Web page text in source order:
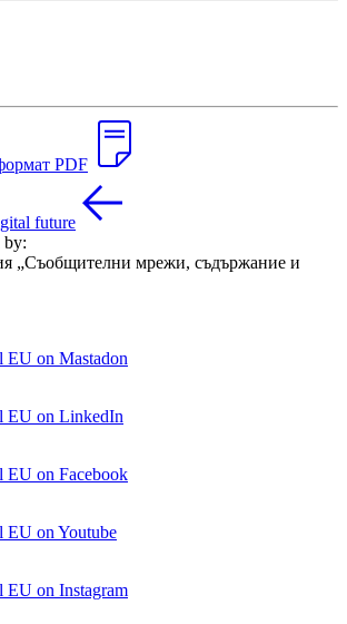
PDF
future
by:
„Съобщителни мрежи, съдържание и
EU on Mastadon
EU on LinkedIn
EU on Facebook
EU on Youtube
EU on Instagram